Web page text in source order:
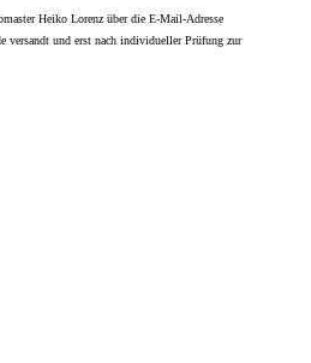
Heiko Lorenz über die E-Mail-Adresse
versandt und erst nach individueller Prüfung zur